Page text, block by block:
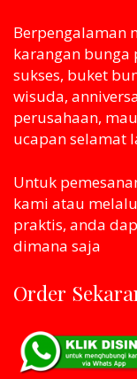
Berpengalaman
karangan bunga
sukses, buket
wisuda,
perusahaan,
ucapan selamat
Untuk
kami atau
praktis, anda
dimana saja
Order